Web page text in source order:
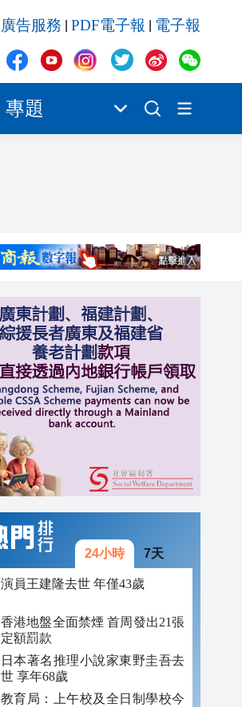
廣告服務 PDF電子報 電子報
專題
24小時 7天
演員王建隆去世 年僅43歲
香港地盤全面禁煙 首周發出21張
定額罰款
日本著名推理小說家東野圭吾去
世 享年68歲
教育局：上午校及全日制學校今